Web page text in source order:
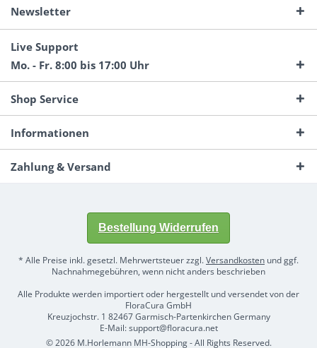
Newsletter
Live Support
Mo. - Fr. 8:00 bis 17:00 Uhr
Shop Service
Informationen
Zahlung & Versand
Bestellung Widerrufen
* Alle Preise inkl. gesetzl. Mehrwertsteuer zzgl.Versandkosten und ggf.
Nachnahmegebühren, wenn nicht anders beschrieben
Alle Produkte werden importiert oder hergestellt und versendet von der
FloraCura GmbH
Kreuzjochstr. 1 82467 Garmisch-Partenkirchen Germany
E-Mail: support@floracura.net
© 2026 M.Horlemann MH-Shopping - All Rights Reserved.